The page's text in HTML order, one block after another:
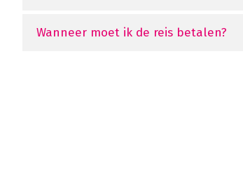
Wanneer moet ik de reis betalen?